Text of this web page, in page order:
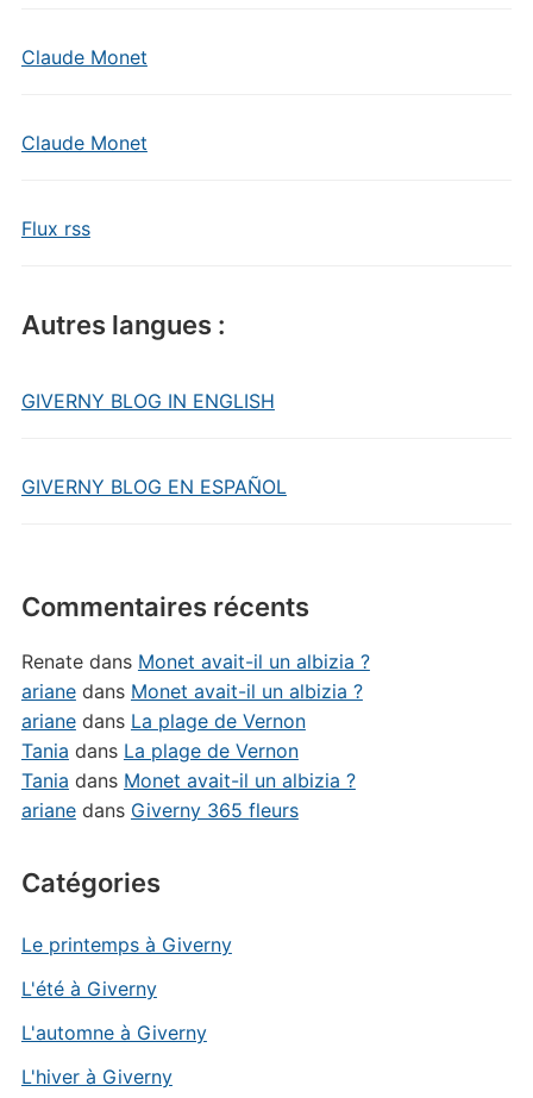
Claude Monet
Claude Monet
Flux rss
Autres langues :
GIVERNY BLOG IN ENGLISH
GIVERNY BLOG EN ESPAÑOL
Commentaires récents
Renatedans Monet avait-il un albizia ?
arianedans Monet avait-il un albizia ?
arianedans La plage de Vernon
Tania dans La plage de Vernon
Tania dans Monet avait-il un albizia ?
arianedans Giverny 365 fleurs
Catégories
Le printemps à Giverny
L'été à Giverny
L'automne à Giverny
L'hiver à Giverny